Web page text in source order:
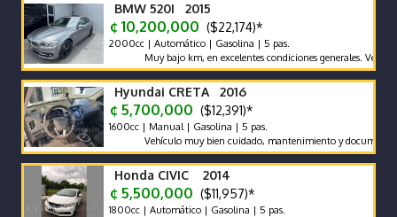
BMW 520I 2015
¢ 10,200,000 ($22,174)*
2000cc | Automático | Gasolina | 5 pas.
Muy bajo km, en excelentes condiciones generales. Vehículo
Hyundai CRETA 2016
¢ 5,700,000 ($12,391)*
1600cc | Manual | Gasolina | 5 pas.
Vehículo muy bien cuidado, mantenimiento y documentos al
Honda CIVIC 2014
¢ 5,500,000 ($11,957)*
1800cc | Automático | Gasolina | 5 pas.